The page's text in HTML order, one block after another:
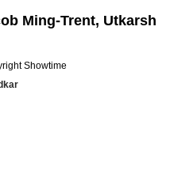
Ming-Trent, Utkarsh
Showtime